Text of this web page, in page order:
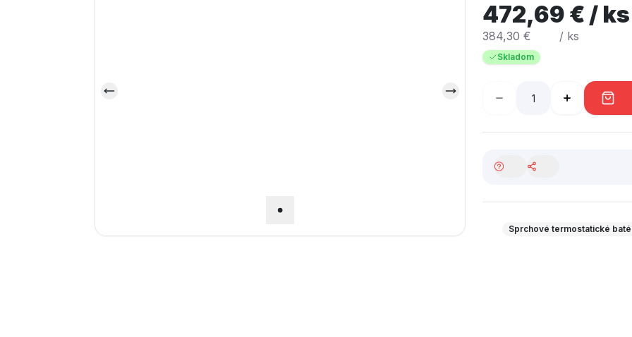
472,69 € / ks
384,30 € / ks
Skladom
Sprchové termostatické